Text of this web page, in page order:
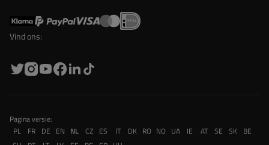
Vind ons:
Pagina versie:
PL
FR DE EN NL CZ ES IT DK RO NO UA IE AT SE SK BE